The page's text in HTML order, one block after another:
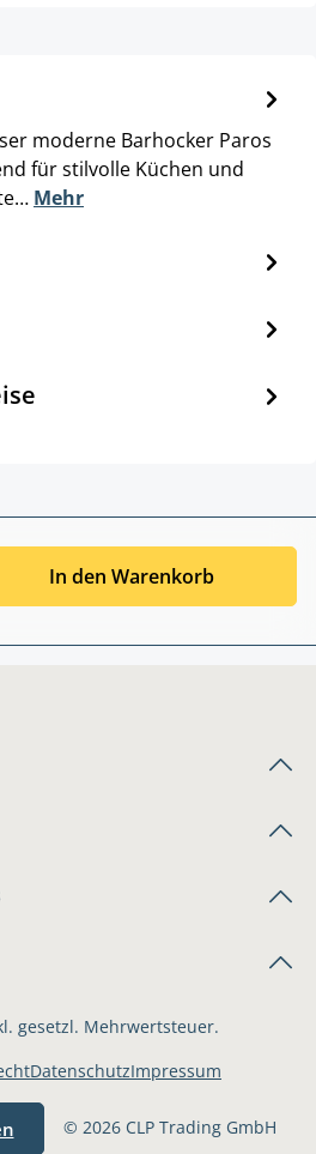
moderne Barhocker Paros
für stilvolle Küchen und
Mehr
In den Warenkorb
gesetzl. Mehrwertsteuer.
© 2026 CLP Trading GmbH
DatenschutzImpressum